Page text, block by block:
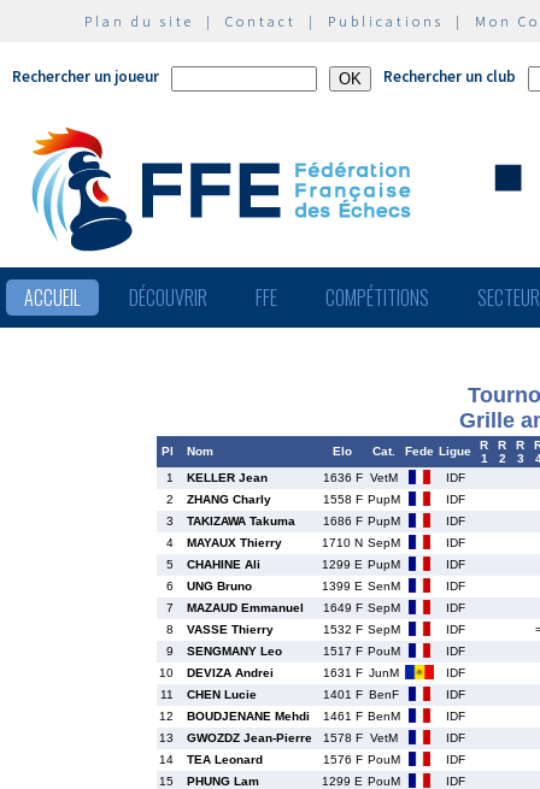
Plan du site | Contact | Publications | Mon
Rechercher un joueur Rechercher un club
ACCUEIL DÉCOUVRIR FFE COMPÉTITIONS
Grille
Pl Nom Elo Cat. Fede Ligue
R
1
R
2
R
3
1
KELLER Jean 1636 F VetM
IDF
2
ZHANG Charly 1558 F PupM
IDF
3
TAKIZAWA Takuma 1686 F PupM
IDF
4
MAYAUX Thierry 1710 N SepM
IDF
5
CHAHINE Ali 1299 E PupM
IDF
6
UNG Bruno 1399 E SenM
IDF
7
MAZAUD Emmanuel 1649 F SepM
IDF
8
VASSE Thierry 1532 F SepM IDF
9
SENGMANY Leo 1517 F PouM
IDF
10
DEVIZA Andrei 1631 F JunM
IDF
11
CHEN Lucie 1401 F BenF
IDF
12
BOUDJENANE Mehdi 1461 F BenM
IDF
13
GWOZDZ Jean-Pierre 1578 F VetM
IDF
14
TEA Leonard 1576 F PouM
IDF
15
PHUNG Lam 1299 E PouM
IDF